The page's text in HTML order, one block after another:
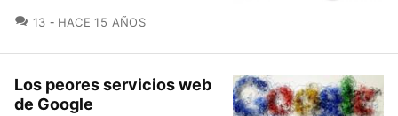
13 COMENTARIOS
HACE 15 AÑOS
Los peores servicios web
de Google